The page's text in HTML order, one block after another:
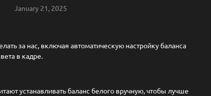
January 21, 2025
за нас, включая автоматическую настройку баланса
в кадре.
устанавливать баланс белого вручную, чтобы лучше